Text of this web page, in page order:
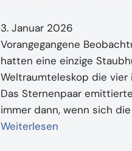
3. Januar 2026
Vorangegangene
hatten eine einzige
Weltraumteleskop die vier
Das Sternenpaar
immer dann, wenn sich
Weiterlesen